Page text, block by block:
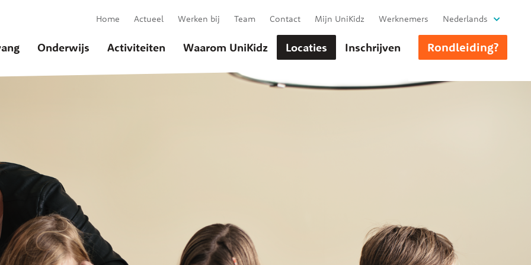
Onderwijs Activiteiten Waarom UniKidz Locaties Inschrijven Rondleiding?
Home Actueel Werken bij Team Contact Mijn UniKidz Werknemers Nederlands